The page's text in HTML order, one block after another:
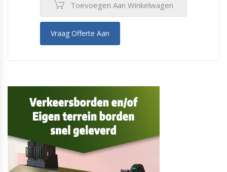
Toevoegen Aan Winkelwagen
Vraag Offerte Aan